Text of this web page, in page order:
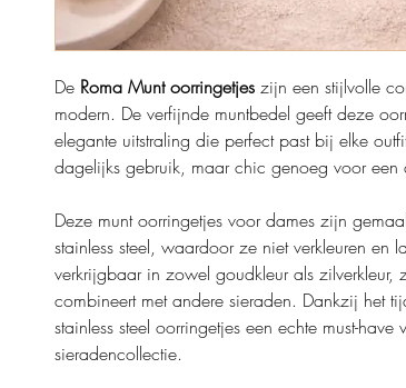
De Roma Munt oorringetjes zijn een stijlvolle
modern. De verfijnde muntbedel geeft deze
elegante uitstraling die perfect past bij elke
dagelijks gebruik, maar chic genoeg voor een
Deze munt oorringetjes voor dames zijn
stainless steel, waardoor ze niet verkleuren
verkrijgbaar in zowel goudkleur als zilverkleur,
combineert met andere sieraden. Dankzij het
stainless steel oorringetjes een echte must-have
sieradencollectie.